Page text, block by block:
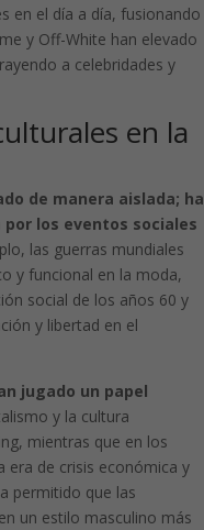
en el día a día, fusionando
y Off-White han elevado
a celebridades y
en la
de manera aislada; ha
los eventos sociales
las guerras mundiales
y funcional en la moda,
social de los años 60 y
y libertad en el
jugado un papel
y la cultura
mientras que en los
era de crisis económica y
permitido que las
un estilo masculino más